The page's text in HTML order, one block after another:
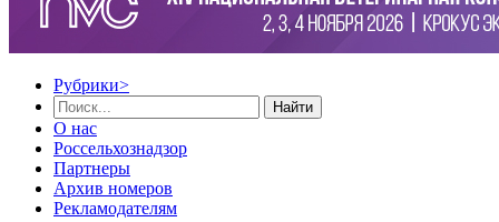
Рубрики>
Найти
О нас
Россельхознадзор
Партнеры
Архив номеров
Рекламодателям